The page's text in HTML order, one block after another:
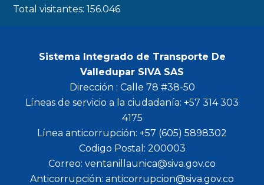
Total visitantes:156.046
Sistema Integrado de Transporte De
Valledupar SIVA SAS
Dirección : Calle 78 #38-50
Líneas de servicio a la ciudadanía: +57 314 303
4175
Línea anticorrupción: +57 (605) 5898302
Codigo Postal: 200003
Correo: ventanillaunica@siva.gov.co
Anticorrupción: anticorrupcion@siva.gov.co